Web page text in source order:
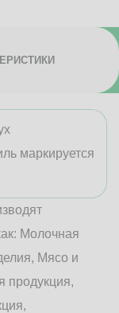
маркируется
Молочная
Мясо и
продукция,